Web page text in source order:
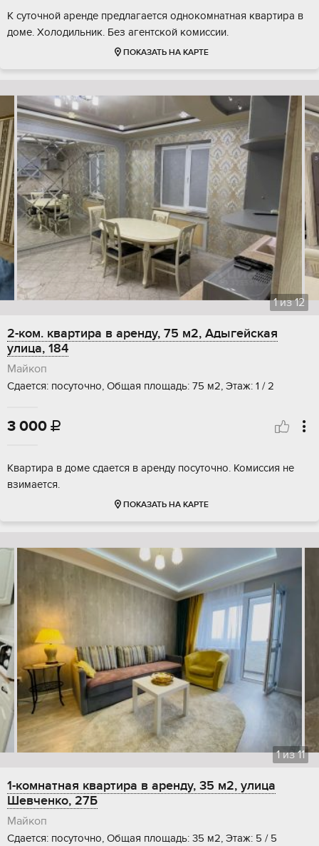
К суточной аренде предлагается однокомнатная квартира в
доме. Холодильник. Без агентской комиссии.
ПОКАЗАТЬ НА КАРТЕ
1из12
2-ком. квартира в аренду, 75 м2, Адыгейская
улица, 184
Майкоп
Сдается: посуточно, Общая площадь: 75 м2, Этаж: 1 / 2
3 000 
Квартира в доме сдается в аренду посуточно. Комиссия не
взимается.
ПОКАЗАТЬ НА КАРТЕ
1из11
1-комнатная квартира в аренду, 35 м2, улица
Шевченко, 27Б
Майкоп
Сдается: посуточно, Общая площадь: 35 м2, Этаж: 5 / 5